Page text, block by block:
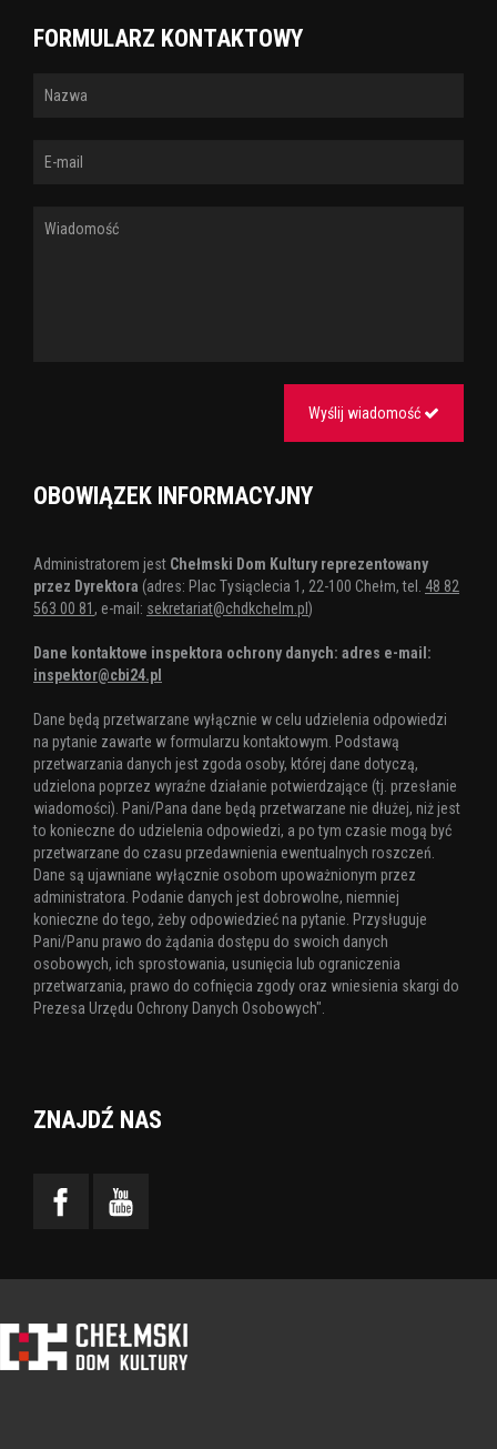
FORMULARZ KONTAKTOWY
Wyślij wiadomość
OBOWIĄZEK INFORMACYJNY
Administratorem jest Chełmski Dom Kultury reprezentowany
przez Dyrektora (adres: Plac Tysiąclecia 1, 22-100 Chełm, tel. 48 82
563 00 81 , e-mail: sekretariat@chdkchelm.pl )
Dane kontaktowe inspektora ochrony danych: adres e-mail:
inspektor@cbi24.pl
Dane będą przetwarzane wyłącznie w celu udzielenia odpowiedzi
na pytanie zawarte w formularzu kontaktowym. Podstawą
przetwarzania danych jest zgoda osoby, której dane dotyczą,
udzielona poprzez wyraźne działanie potwierdzające (tj. przesłanie
wiadomości). Pani/Pana dane będą przetwarzane nie dłużej, niż jest
to konieczne do udzielenia odpowiedzi, a po tym czasie mogą być
przetwarzane do czasu przedawnienia ewentualnych roszczeń.
Dane są ujawniane wyłącznie osobom upoważnionym przez
administratora. Podanie danych jest dobrowolne, niemniej
konieczne do tego, żeby odpowiedzieć na pytanie. Przysługuje
Pani/Panu prawo do żądania dostępu do swoich danych
osobowych, ich sprostowania, usunięcia lub ograniczenia
przetwarzania, prawo do cofnięcia zgody oraz wniesienia skargi do
Prezesa Urzędu Ochrony Danych Osobowych".
ZNAJDŹ NAS